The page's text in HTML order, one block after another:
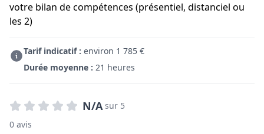
votre bilan de compétences (présentiel, distanciel ou
les 2)
Tarif indicatif : environ 1 785 €
Durée moyenne : 21 heures
N/A sur 5
0 avis